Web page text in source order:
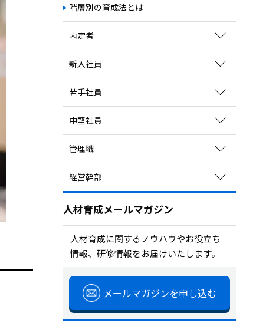
職種別研修
階層別の育成法とは
内定者
育成方法のポイントを見る
関連コラムを読む
サービスを探す
新入社員
育成方法のポイントを見る
関連コラムを読む
研修を探す
若手社員
育成方法のポイントを見る
関連コラムを読む
研修を探す
中堅社員
育成方法のポイントを見る
関連コラムを読む
研修を探す
管理職
育成方法のポイントを見る
関連コラムを読む
研修を探す
サービスを探す
経営幹部
関連コラムを読む
研修を探す
サービスを探す
人材育成メールマガジン
人材育成に関するノウハウやお役立ち
情報、研修情報をお届けいたします。
メールマガジンを申し込む